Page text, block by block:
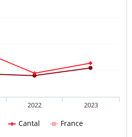
Cantal France
2022 2023